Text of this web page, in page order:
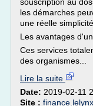
les démarches
une réelle
Les avantages
Ces services
des organismes...
Lire la suite
Date: 2019-02-11
Site :